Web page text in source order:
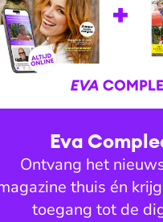
Eva
Ontvang het
thuis én
toegang tot de